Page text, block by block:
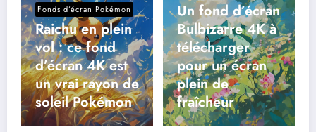
Fonds d’écran Pokémon
Raichu en plein
vol : ce fond
d’écran 4K est
un vrai rayon de
soleil Pokémon
Un fond d’écran
Bulbizarre 4K à
télécharger
pour un écran
plein de
fraîcheur